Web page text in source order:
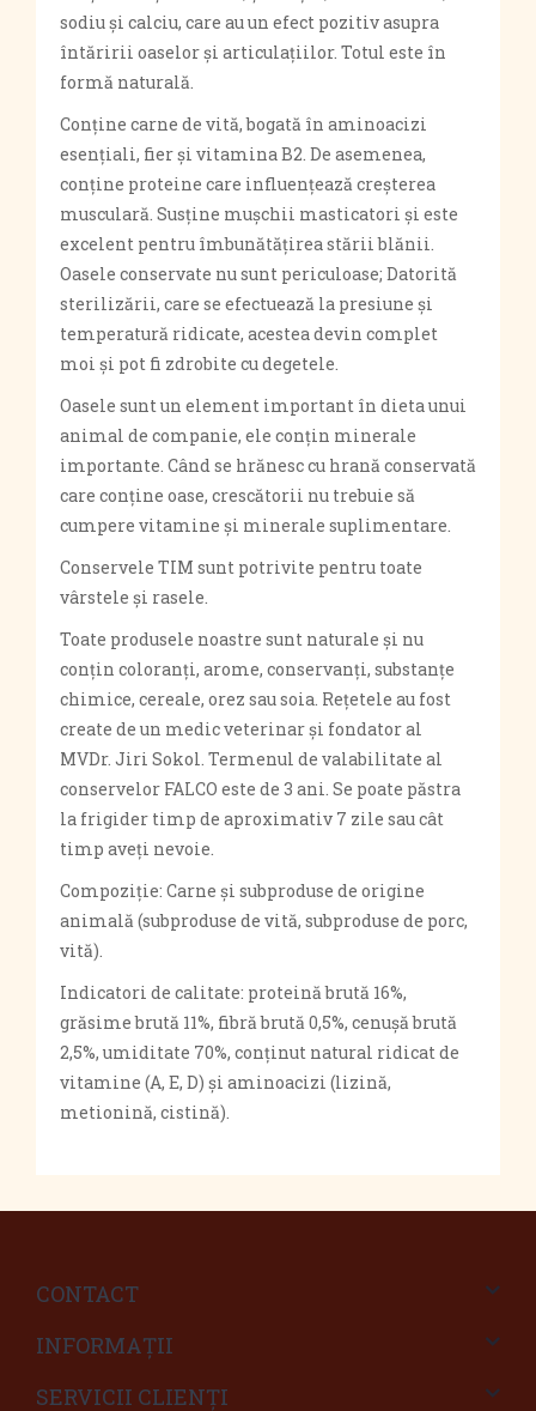
sodiu și calciu, care au un efect pozitiv asupra
întăririi oaselor și articulațiilor. Totul este în
formă naturală.
Conține carne de vită, bogată în aminoacizi
esențiali, fier și vitamina B2. De asemenea,
conține proteine ​​care influențează creșterea
musculară. Susține mușchii masticatori și este
excelent pentru îmbunătățirea stării blănii.
Oasele conservate nu sunt periculoase; Datorită
sterilizării, care se efectuează la presiune și
temperatură ridicate, acestea devin complet
moi și pot fi zdrobite cu degetele.
Oasele sunt un element important în dieta unui
animal de companie, ele conțin minerale
importante. Când se hrănesc cu hrană conservată
care conține oase, crescătorii nu trebuie să
cumpere vitamine și minerale suplimentare.
Conservele TIM sunt potrivite pentru toate
vârstele și rasele.
Toate produsele noastre sunt naturale și nu
conțin coloranți, arome, conservanți, substanțe
chimice, cereale, orez sau soia. Rețetele au fost
create de un medic veterinar și fondator al
MVDr. Jiri Sokol. Termenul de valabilitate al
conservelor FALCO este de 3 ani. Se poate păstra
la frigider timp de aproximativ 7 zile sau cât
timp aveți nevoie.
Compoziție: Carne și subproduse de origine
animală (subproduse de vită, subproduse de porc,
vită).
Indicatori de calitate: proteină brută 16%,
grăsime brută 11%, fibră brută 0,5%, cenușă brută
2,5%, umiditate 70%, conținut natural ridicat de
vitamine (A, E, D) și aminoacizi (lizină,
metionină, cistină).
CONTACT
INFORMAŢII
SERVICII CLIENŢI